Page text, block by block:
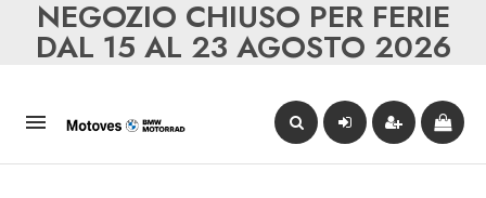
NEGOZIO CHIUSO PER FERIE
DAL 15 AL 23 AGOSTO 2026
